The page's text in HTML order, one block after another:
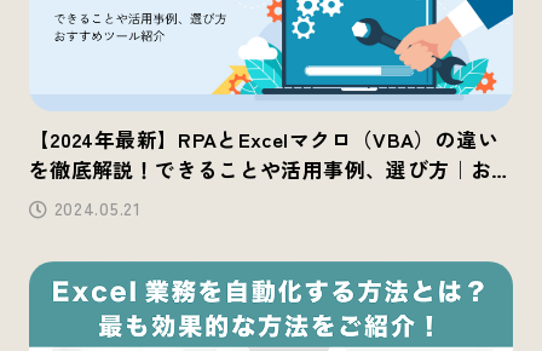
【2024年最新】RPAとExcelマクロ（VBA）の違い
を徹底解説！できることや活用事例、選び方｜おす
すめツール紹介
2024.05.21